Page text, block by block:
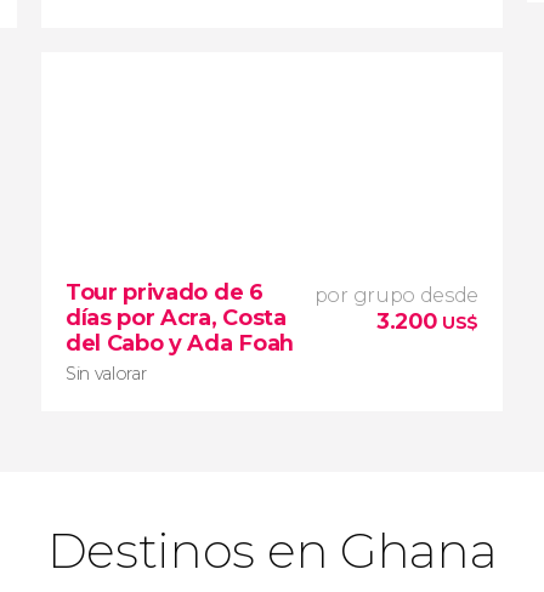
Sin valorar
conoceremos lo mejor del país africano.
Tour privado de 6
días por Acra, Costa
del Cabo y Ada Foah
Sin valorar
por grupo desde
3.200 US$
Destinos en Ghana